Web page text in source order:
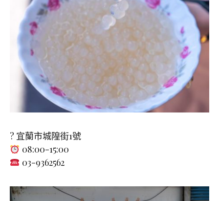
? 宜蘭市城隍街1號
08:00-15:00
03-9362562